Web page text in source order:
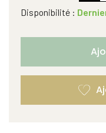
Disponibilité :